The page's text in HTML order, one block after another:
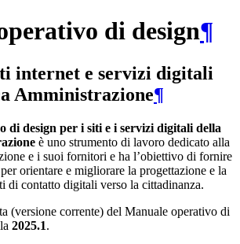
di design¶
internet e servizi digitali
Amministrazione¶
di design per i siti e i servizi digitali della
è uno strumento di lavoro dedicato alla
e i suoi fornitori e ha l’obiettivo di fornire
orientare e migliorare la progettazione e la
di contatto digitali verso la cittadinanza.
(versione corrente) del Manuale operativo di
2025.1.